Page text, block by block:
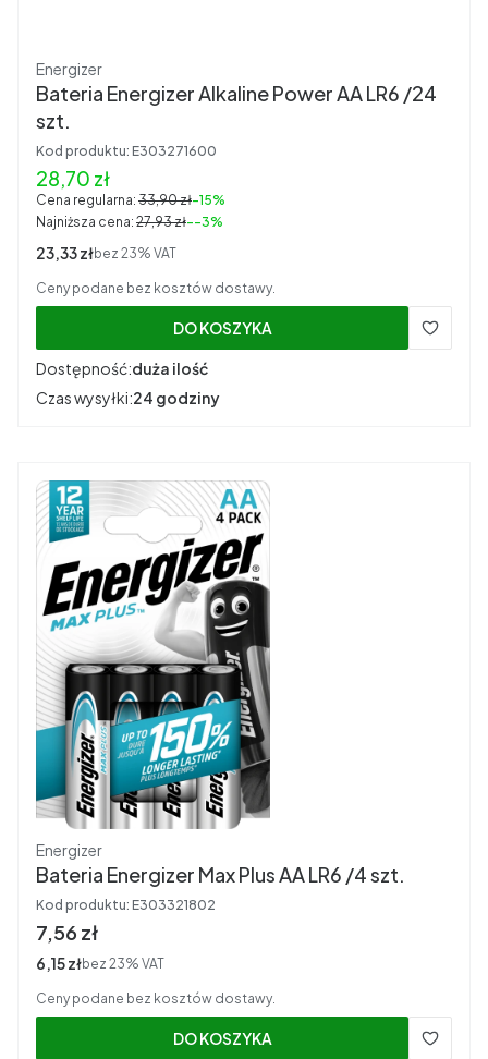
Producent
Energizer
Bateria Energizer Alkaline Power AA LR6 /24
szt.
Kod produktu: E303271600
Cena promocyjna brutto
28,70 zł
Cena regularna: 33,90 zł-15%
Najniższa cena: 27,93 zł--3%
Cena netto
23,33 złbez 23% VAT
Ceny podane bez kosztów dostawy.
DO KOSZYKA
Dostępność:duża ilość
Czas wysyłki:24 godziny
Producent
Energizer
Bateria Energizer Max Plus AA LR6 /4 szt.
Kod produktu: E303321802
Cena brutto
7,56 zł
Cena netto
6,15 złbez 23% VAT
Ceny podane bez kosztów dostawy.
DO KOSZYKA